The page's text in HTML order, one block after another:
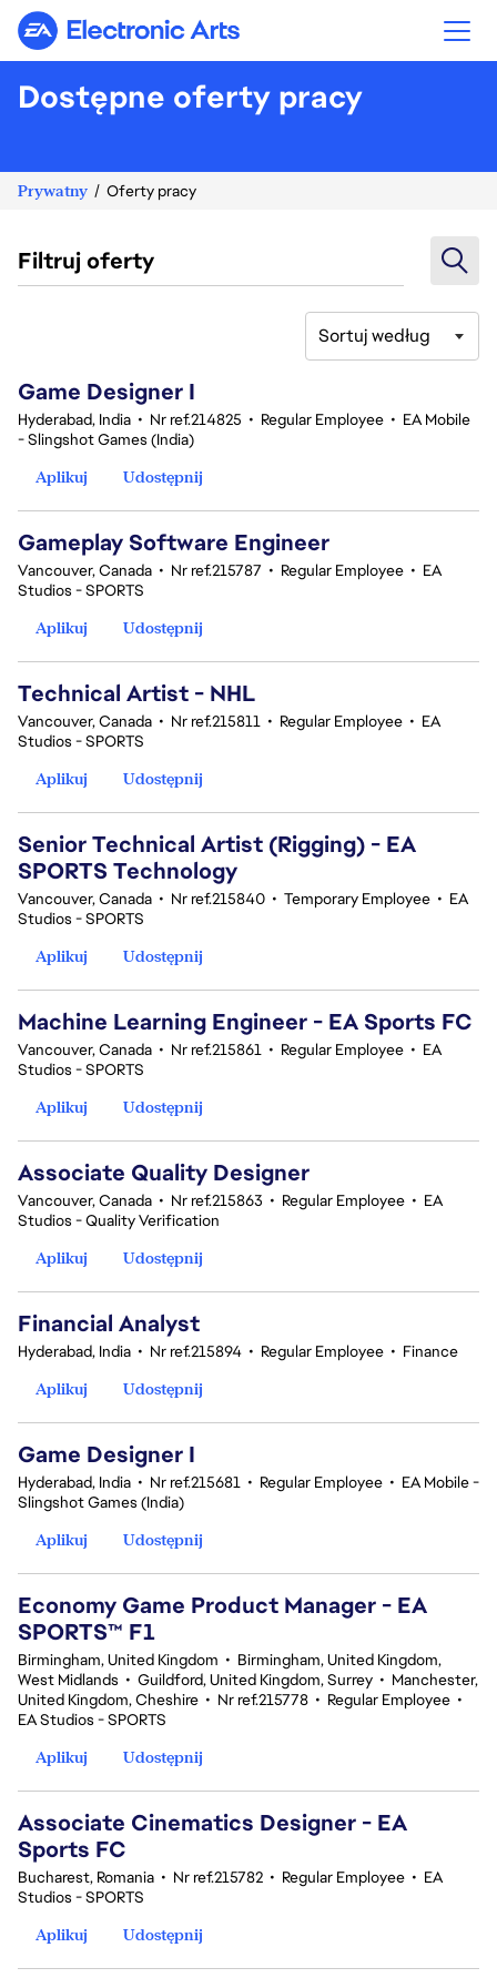
Electronic Arts
Dostępne oferty pracy
Prywatny Oferty pracy
Filtruj oferty
Sortuj według
Game Designer I
Hyderabad, India • Nr ref.214825 • Regular Employee • EA Mobile
- Slingshot Games (India)
Aplikuj
Udostępnij
Gameplay Software Engineer
Vancouver, Canada • Nr ref.215787 • Regular Employee • EA
Studios - SPORTS
Aplikuj
Udostępnij
Technical Artist - NHL
Vancouver, Canada • Nr ref.215811 • Regular Employee • EA
Studios - SPORTS
Aplikuj
Udostępnij
Senior Technical Artist (Rigging) - EA
SPORTS Technology
Vancouver, Canada • Nr ref.215840 • Temporary Employee • EA
Studios - SPORTS
Aplikuj
Udostępnij
Machine Learning Engineer - EA Sports FC
Vancouver, Canada • Nr ref.215861 • Regular Employee • EA
Studios - SPORTS
Aplikuj
Udostępnij
Associate Quality Designer
Vancouver, Canada • Nr ref.215863 • Regular Employee • EA
Studios - Quality Verification
Aplikuj
Udostępnij
Financial Analyst
Hyderabad, India • Nr ref.215894 • Regular Employee • Finance
Aplikuj
Udostępnij
Game Designer I
Hyderabad, India • Nr ref.215681 • Regular Employee • EA Mobile -
Slingshot Games (India)
Aplikuj
Udostępnij
Economy Game Product Manager - EA
SPORTS™ F1
Birmingham, United Kingdom • Birmingham, United Kingdom,
West Midlands • Guildford, United Kingdom, Surrey • Manchester,
United Kingdom, Cheshire • Nr ref.215778 • Regular Employee •
EA Studios - SPORTS
Aplikuj
Udostępnij
Associate Cinematics Designer - EA
Sports FC
Bucharest, Romania • Nr ref.215782 • Regular Employee • EA
Studios - SPORTS
Aplikuj
Udostępnij